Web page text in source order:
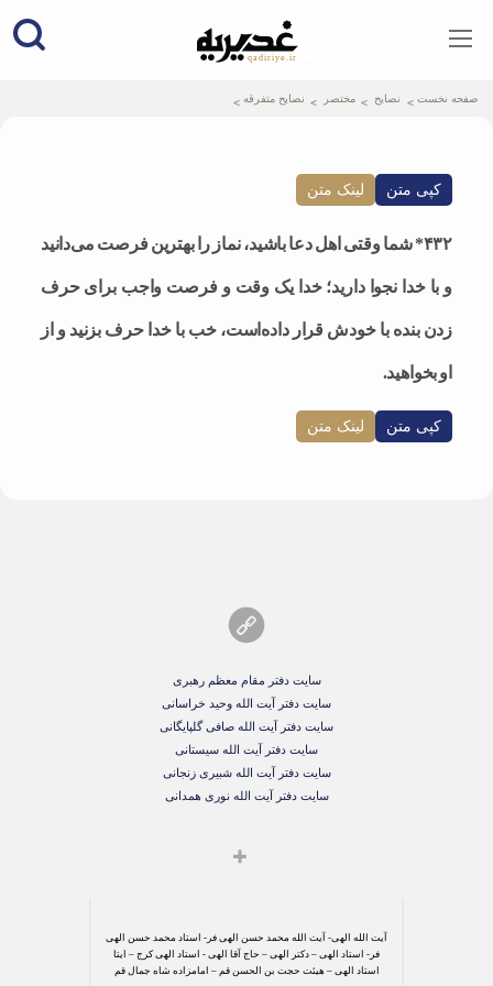
qadiriye.ir
صفحه نخست نصایح مختصر نصایح متفرقه
کپی متن لینک متن
۴۳۲* شما وقتی اهل دعا باشید، نماز را بهترین فرصت می‌دانید
و با خدا نجوا دارید؛ خدا یک وقت و فرصت واجب برای حرف
زدن بنده با خودش قرار داده‌است، خب با خدا حرف بزنید و از
او بخواهید.
کپی متن لینک متن
سایت دفتر مقام معظم رهبری
سایت دفتر آیت الله وحید خراسانی
سایت دفتر آیت الله صافی گلپایگانی
سایت دفتر آیت الله سیستانی
سایت دفتر آیت الله شبیری زنجانی
سایت دفتر آیت الله نوری همدانی
آیت الله الهی- آیت الله محمد حسن الهی فر- استاد محمد حسن الهی
فر- استاد الهی – دکتر الهی – حاج آقا الهی - استاد الهی کرج – ایتا
استاد الهی – هیئت حجت بن الحسن قم – امامزاده شاه جمال قم